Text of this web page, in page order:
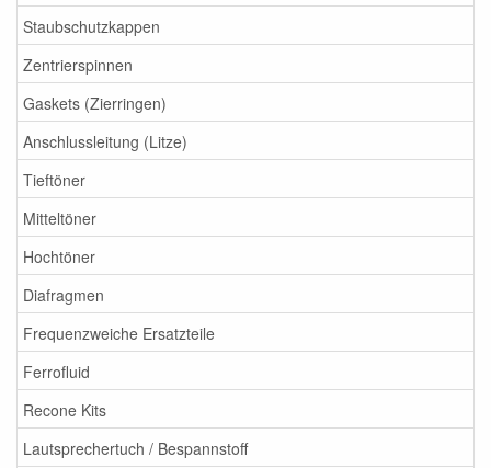
Staubschutzkappen
Zentrierspinnen
Gaskets (Zierringen)
Anschlussleitung (Litze)
Tieftöner
Mitteltöner
Hochtöner
Diafragmen
Frequenzweiche Ersatzteile
Ferrofluid
Recone Kits
Lautsprechertuch / Bespannstoff